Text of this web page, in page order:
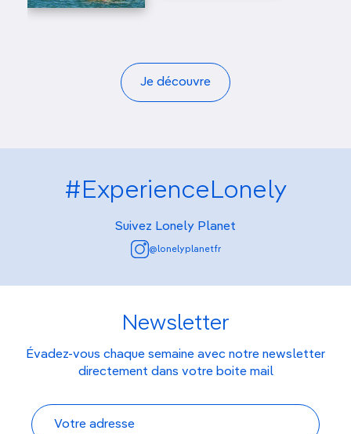
Je découvre
#ExperienceLonely
Suivez Lonely Planet
@lonelyplanetfr
Newsletter
Évadez-vous chaque semaine avec notre newsletter
directement dans votre boite mail